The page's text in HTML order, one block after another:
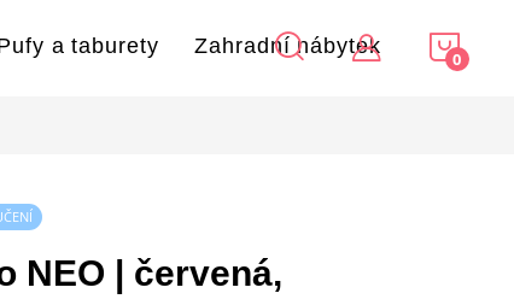
a taburety Zahradní nábytek
NEO | červená,